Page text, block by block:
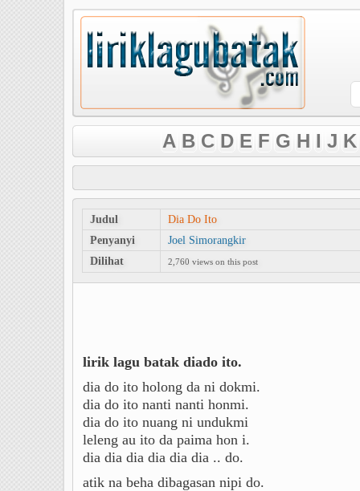
A B C D E F G H I J K
Judul
Dia Do Ito
Penyanyi
Joel Simorangkir
Dilihat
2,760 views on this post
lirik lagu batak diado ito.
dia do ito holong da ni dokmi.
dia do ito nanti nanti honmi.
dia do ito nuang ni undukmi
leleng au ito da paima hon i.
dia dia dia dia dia dia .. do.
atik na beha dibagasan nipi do.